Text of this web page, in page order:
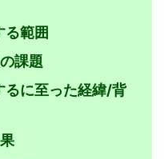
る範囲
課題
るに至った経緯/背